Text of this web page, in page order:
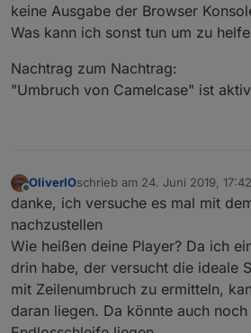
keine Ausgabe der Browser
Was kann ich sonst tun um zu
Nachtrag zum Nachtrag:
"Umbruch von Camelcase" ist
Offline
OliverIOschrieb am 24. Juni 2019, 17:42
zuletzt editiert von
danke, ich versuche es mal mit
nachzustellen
Wie heißen deine Player? Da ich
drin habe, der versucht die ideale
mit Zeilenumbruch zu ermitteln,
daran liegen. Da könnte auch